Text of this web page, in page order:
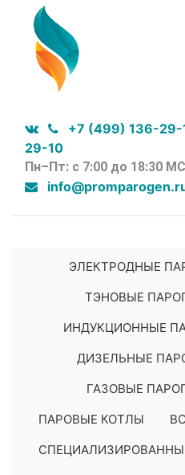
+7 (499) 136-29-
29-10
Пн–Пт: с 7:00 до 18:30
ЭЛЕКТРОДНЫЕ
ТЭНОВЫЕ
ИНДУКЦИОННЫЕ
ДИЗЕЛЬНЫЕ
ГАЗОВЫЕ
ПАРОВЫЕ КОТЛЫ